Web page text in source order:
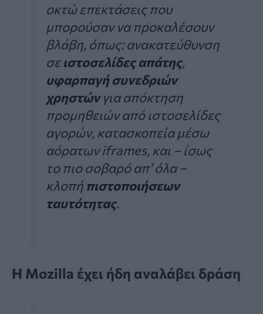
οκτώ επεκτάσεις που
μπορούσαν να προκαλέσουν
βλάβη, όπως: ανακατεύθυνση
σειστοσελίδες απάτης,
υφαρπαγή συνεδριών
χρηστώνγια απόκτηση
προμηθειών από ιστοσελίδες
αγορών, κατασκοπεία μέσω
αόρατων iframes, και – ίσως
το πιο σοβαρό απ’ όλα –
κλοπή πιστοποιήσεων
ταυτότητας.
Η Mozilla έχει ήδη αναλάβει δράση